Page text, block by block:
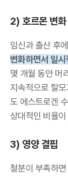
2) 호르몬 변화
임신과 출산 후
변화하면서 일
몇 개월 동안 머
지속적으로 탈
도 에스트로겐
상대적인 비율
3) 영양 결핍
철분이 부족하